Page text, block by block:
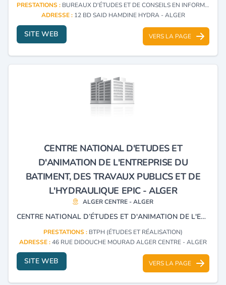
PRESTATIONS : BUREAUX D'ÉTUDES ET DE CONSEILS EN INFORMATIQUE (CONSULTING)
ADRESSE : 12 BD SAID HAMDINE HYDRA - ALGER
SITE WEB VERS LA PAGE
CENTRE NATIONAL D'ETUDES ET
D'ANIMATION DE L'ENTREPRISE DU
BATIMENT, DES TRAVAUX PUBLICS ET DE
L'HYDRAULIQUE EPIC - ALGER
ALGER CENTRE - ALGER
CENTRE NATIONAL D’ÉTUDES ET D'ANIMATION DE L'ENTREPRISE DU BÂTIMENT, DES TRAVAUX PUBLICS ET DE L'HYDRAULIQUE.
PRESTATIONS : BTPH (ÉTUDES ET RÉALISATION)
ADRESSE :46 RUE DIDOUCHE MOURAD ALGER CENTRE - ALGER
SITE WEB VERS LA PAGE